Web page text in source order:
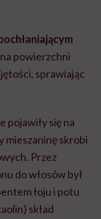
powierzchni
sprawiając
pojawiły się na
mieszaninę skrobi
Przez
do włosów był
łoju i potu
skład